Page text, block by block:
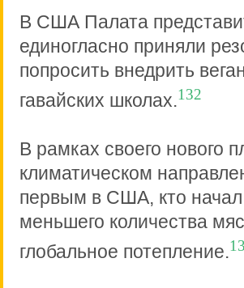
В США Палата
единогласно приняли
попросить внедрить
гавайских школах.132
В рамках своего нового
климатическом
первым в США, кто начал
меньшего количества
глобальное потепление.